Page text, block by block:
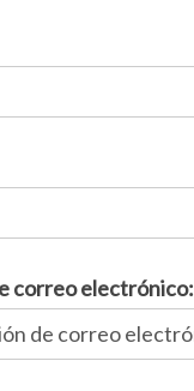
correo electrónico: